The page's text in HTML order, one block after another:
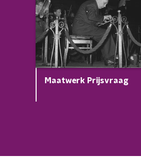
Maatwerk Prijsvraag